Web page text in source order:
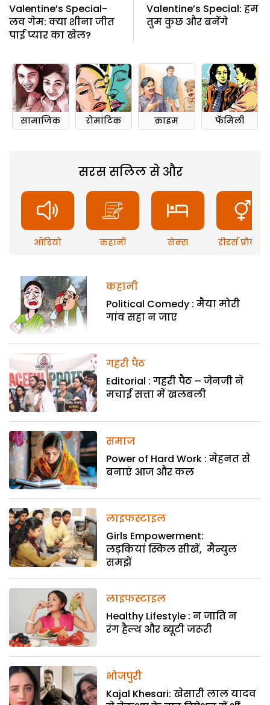
Valentine’s Special-
लव गेम: क्या शीना जीत
पाई प्यार का खेल?
Valentine’s Special: हम
तुम कुछ और बनेंगे
सामाजिक रोमांटिक क्राइम फॅमिली
सरस सलिल से और
ऑडियो कहानी सेक्स रीडर्स प्रौब्लम
कहानी
Political Comedy : मैया मोरी
गांव सहा न जाए
गहरी पैठ
Editorial : गहरी पैठ – जेनजी ने
मचाई सत्ता में खलबली
समाज
Power of Hard Work : मेहनत से
बनाएं आज और कल
लाइफस्टाइल
Girls Empowerment:
लड़कियां स्किल सीखें, मैन्युल
समझें
लाइफस्टाइल
Healthy Lifestyle : न जाति न
रंग हैल्थ और ब्यूटी जरूरी
भोजपुरी
Kajal Khesari: खेसारी लाल यादव